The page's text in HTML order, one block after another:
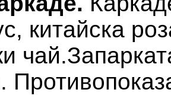
китайска
чай.